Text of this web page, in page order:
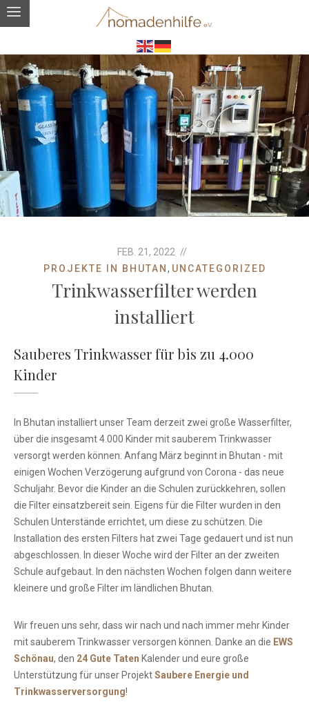
FEB. 21, 2022
PROJEKTE IN BHUTAN , UNCATEGORIZED
Trinkwasserfilter werden
installiert
Sauberes Trinkwasser für bis zu 4.000
Kinder
In Bhutan installiert unser Team derzeit zwei große Wasserfilter,
über die insgesamt 4.000 Kinder mit sauberem Trinkwasser
versorgt werden können. Anfang März beginnt in Bhutan - mit
einigen Wochen Verzögerung aufgrund von Corona - das neue
Schuljahr. Bevor die Kinder an die Schulen zurückkehren, sollen
die Filter einsatzbereit sein. Eigens für die Filter wurden in den
Schulen Unterstände errichtet, um diese zu schützen. Die
Installation des ersten Filters hat zwei Tage gedauert und ist nun
abgeschlossen. In dieser Woche wird der Filter an der zweiten
Schule aufgebaut. In den nächsten Wochen folgen dann weitere
kleinere und große Filter im ländlichen Bhutan.
Wir freuen uns sehr, dass wir nach und nach immer mehr Kinder
mit sauberem Trinkwasser versorgen können. Danke an die EWS
Schönau, den 24 Gute Taten Kalender und eure große
Unterstützung für unser ProjektSaubere Energie und
Trinkwasserversorgung!